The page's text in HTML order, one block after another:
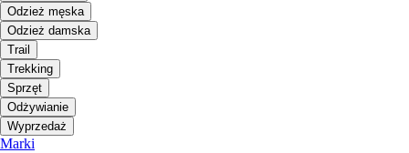
Odzież męska
Odzież damska
Trail
Trekking
Sprzęt
Odżywianie
Wyprzedaż
Marki